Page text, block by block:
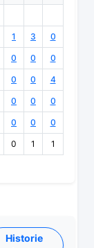
1 3 0
0 0 0
0 0 4
0 0 0
0 0 0
0 1 1
Historie